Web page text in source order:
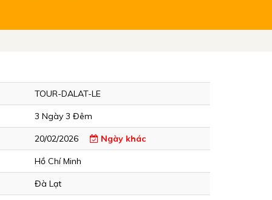
Gia Lai
TOUR-DALAT-LE
3 Ngày 3 Đêm
20/02/2026 Ngày khác
Hồ Chí Minh
Đà Lạt